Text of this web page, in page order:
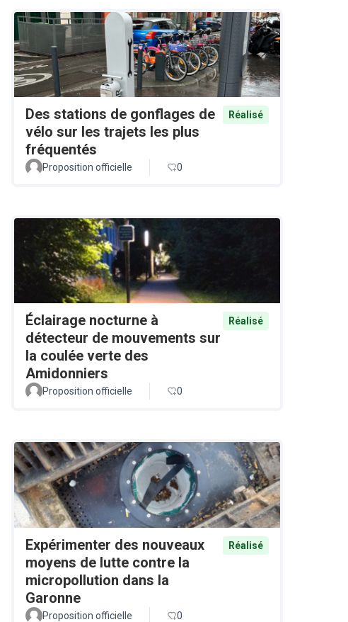
Des stations de gonflages de
vélo sur les trajets les plus
fréquentés
Réalisé
Proposition officielle 0
Éclairage nocturne à
détecteur de mouvements sur
la coulée verte des
Amidonniers
Réalisé
Proposition officielle 0
Expérimenter des nouveaux
moyens de lutte contre la
micropollution dans la
Garonne
Réalisé
Proposition officielle 0